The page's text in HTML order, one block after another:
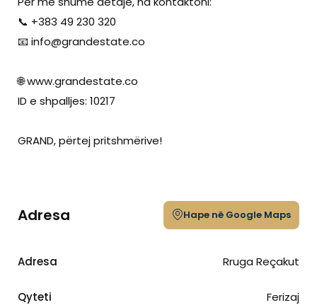
📞 +383 49 230 320
📧 info@grandestate.co
🌐 www.grandestate.co
ID e shpalljes: 10217
GRAND, përtej pritshmërive!
Adresa Hape në Google Maps
Adresa Rruga Reçakut
Qyteti Ferizaj